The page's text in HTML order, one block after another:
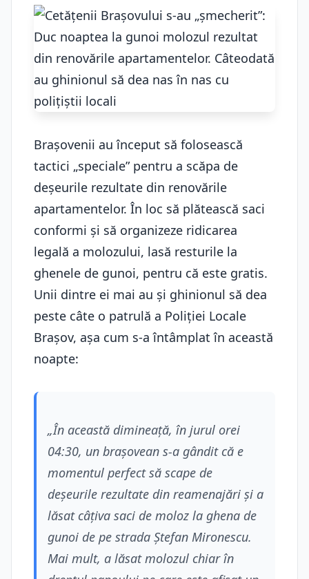
Brașovenii au început să folosească
tactici „speciale” pentru a scăpa de
deșeurile rezultate din renovările
apartamentelor. În loc să plătească saci
conformi și să organizeze ridicarea
legală a molozului, lasă resturile la
ghenele de gunoi, pentru că este gratis.
Unii dintre ei mai au și ghinionul să dea
peste câte o patrulă a Poliției Locale
Brașov, așa cum s-a întâmplat în această
noapte:
„În această dimineață, în jurul orei
04:30, un brașovean s-a gândit că e
momentul perfect să scape de
deșeurile rezultate din reamenajări și a
lăsat câțiva saci de moloz la ghena de
gunoi de pe strada Ștefan Mironescu.
Mai mult, a lăsat molozul chiar în